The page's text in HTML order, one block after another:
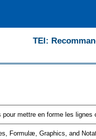
TEI:
pour mettre en forme les lignes
Formulæ, Graphics, and